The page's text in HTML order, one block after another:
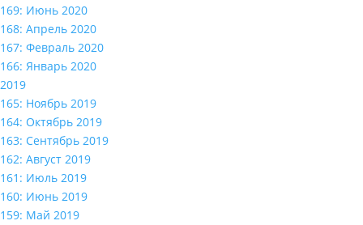
169: Июнь 2020
168: Апрель 2020
167: Февраль 2020
166: Январь 2020
2019
165: Ноябрь 2019
164: Октябрь 2019
163: Сентябрь 2019
162: Август 2019
161: Июль 2019
160: Июнь 2019
159: Май 2019